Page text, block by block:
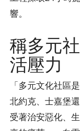
響。
稱多元
活壓力
「多元文化社區
北約克、士嘉堡
受著治安惡化、